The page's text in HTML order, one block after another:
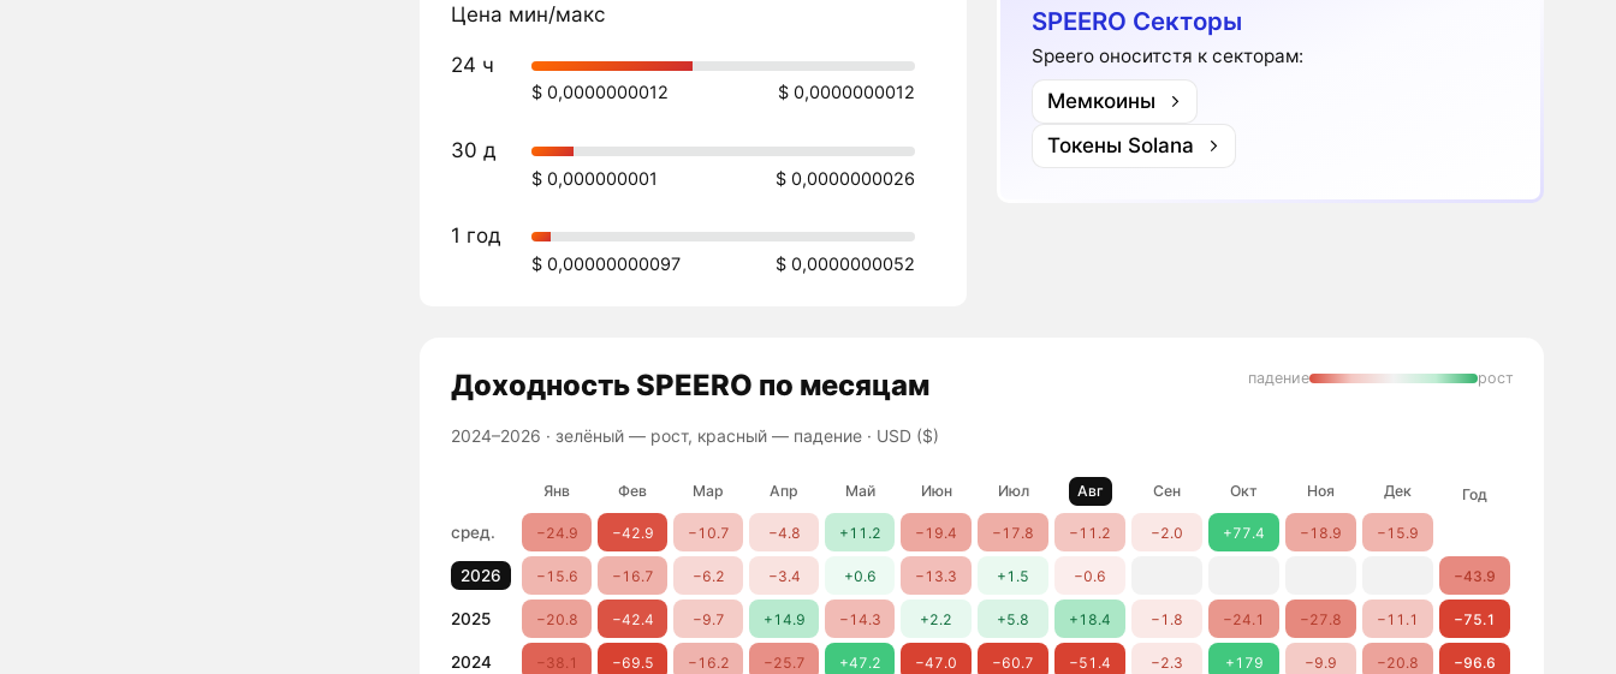
Цена мин/макс
24 ч
$ 0,0000000012 $ 0,0000000012
30 д
$ 0,000000001 $ 0,0000000026
1 год
$ 0,00000000097 $ 0,0000000052
SPEERO Секторы
Speero оноситстя к секторам:
Мемкоины
Токены Solana
ДоходностьSPEERO по месяцам
2024–2026 · зелёный — рост, красный — падение· USD ($)
падение рост
Янв Фев Мар Апр Май Июн Июл Авг Сен Окт Ноя Дек Год
сред. −24.9 −42.9 −10.7 −4.8 +11.2 −19.4 −17.8 −11.2 −2.0 +77.4 −18.9 −15.9
2026 −15.6 −16.7 −6.2 −3.4 +0.6 −13.3 +1.5 −0.6 −43.9
2025 −20.8 −42.4 −9.7 +14.9 −14.3 +2.2 +5.8 +18.4 −1.8 −24.1 −27.8 −11.1 −75.1
2024 −38.1 −69.5 −16.2 −25.7 +47.2 −47.0 −60.7 −51.4 −2.3 +179 −9.9 −20.8 −96.6